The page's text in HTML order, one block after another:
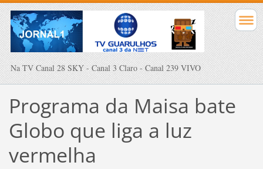
Na TV Canal 28 SKY - Canal 3 Claro - Canal 239 VIVO
Programa da Maisa bate
Globo que liga a luz
vermelha